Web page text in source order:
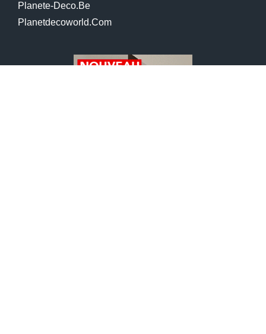
Planete-Deco.be
Planetdecoworld.com